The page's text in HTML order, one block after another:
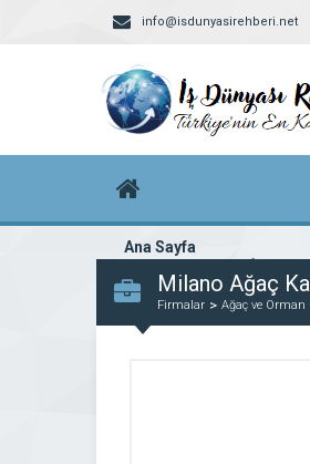
info@isdunyasirehberi.net
Ana Sayfa
Firma rehberi ana sayfanız
Milano Ağaç
Firmalar Ağaç ve Orman